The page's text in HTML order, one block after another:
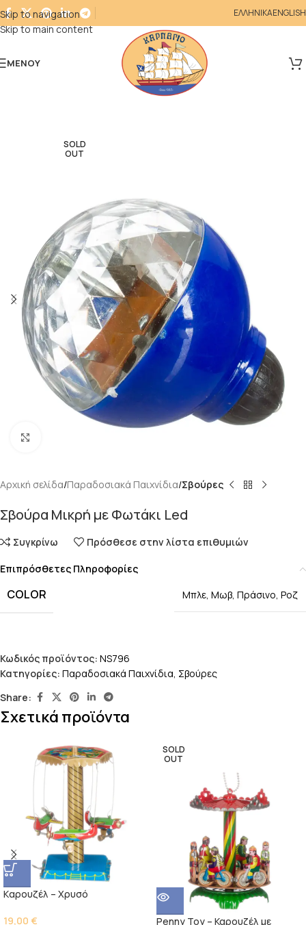
Skip to navigation
Skip to main content
ΕΛΛΗΝΙΚΑENGLISH
ΜΕΝΟΎ
SOLD
OUT
Αρχική σελίδα Παραδοσιακά Παιχνίδια Σβούρες
Σβούρα Μικρή με Φωτάκι Led
Συγκρίνω Πρόσθεσε στην λίστα επιθυμιών
Επιπρόσθετες Πληροφορίες
COLOR Μπλε, Μωβ, Πράσινο, Ροζ
Κωδικός προϊόντος: NS796
Κατηγορίες: Παραδοσιακά Παιχνίδια, Σβούρες
Share:
Σχετικά προϊόντα
Kαρουζέλ – Χρυσό
19,00 €
SOLD
OUT
Penny Toy – Καρουζέλ με